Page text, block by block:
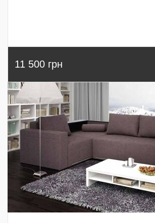
11 500 грн